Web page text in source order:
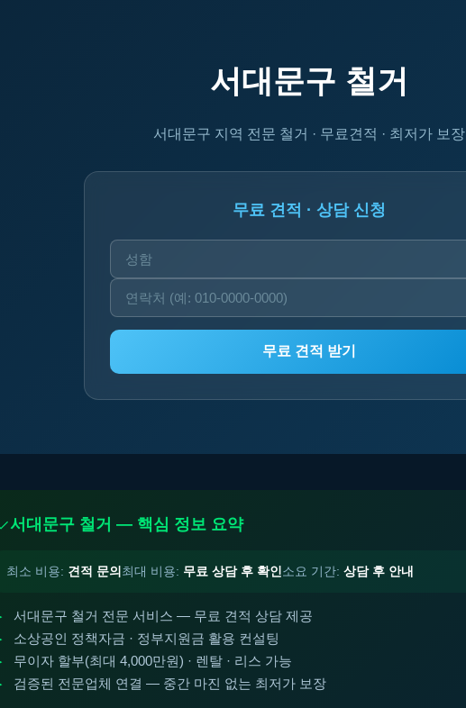
서대문구 철거
서대문구 지역 전문 철거 · 무료견적 · 최저가 보장
무료 견적 · 상담 신청
무료 견적 받기
서대문구 철거 — 핵심 정보 요약
최소 비용: 견적 문의 최대 비용: 무료 상담 후 확인 소요 기간: 상담 후 안내
서대문구 철거 전문 서비스 — 무료 견적 상담 제공
소상공인 정책자금 · 정부지원금 활용 컨설팅
무이자 할부(최대 4,000만원) · 렌탈 · 리스 가능
검증된 전문업체 연결 — 중간 마진 없는 최저가 보장